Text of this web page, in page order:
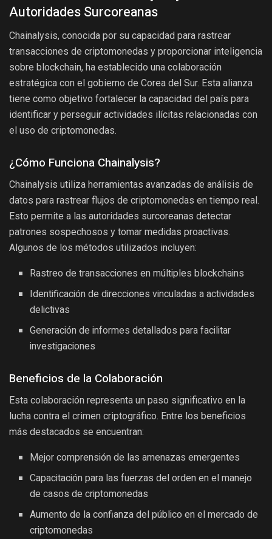
Autoridades Surcoreanas
Chainalysis, conocida por su capacidad para rastrear
transacciones de criptomonedas y proporcionar inteligencia
sobre blockchain, ha establecido una colaboración
estratégica con el gobierno de Corea del Sur. Esta alianza
tiene como objetivo fortalecer la capacidad del país para
identificar y perseguir actividades ilícitas relacionadas con
el uso de criptomonedas.
¿Cómo Funciona Chainalysis?
Chainalysis utiliza herramientas avanzadas de análisis de
datos para rastrear flujos de criptomonedas en tiempo real.
Esto permite a las autoridades surcoreanas detectar
patrones sospechosos y tomar medidas proactivas.
Algunos de los métodos utilizados incluyen:
Rastreo de transacciones en múltiples blockchains
Identificación de direcciones vinculadas a actividades
delictivas
Generación de informes detallados para facilitar
investigaciones
Beneficios de la Colaboración
Esta colaboración representa un paso significativo en la
lucha contra el crimen criptográfico. Entre los beneficios
más destacados se encuentran:
Mejor comprensión de las amenazas emergentes
Capacitación para las fuerzas del orden en el manejo
de casos de criptomonedas
Aumento de la confianza del público en el mercado de
criptomonedas